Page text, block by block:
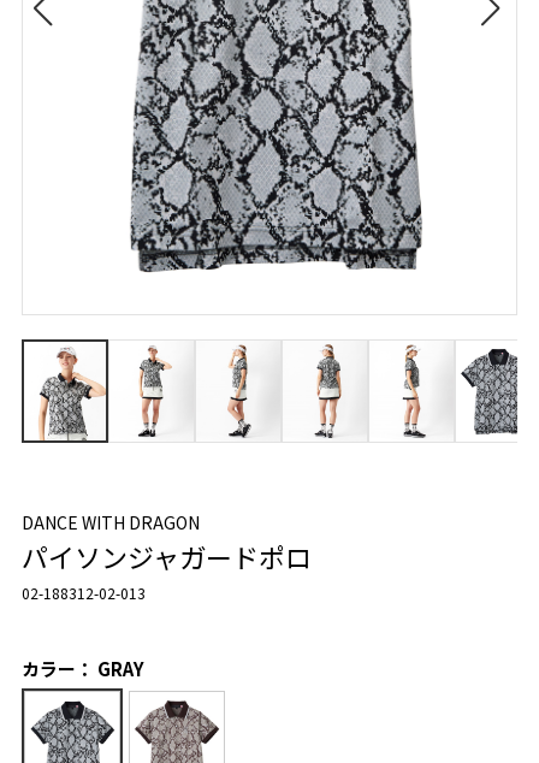
DANCE WITH DRAGON
パイソンジャガードポロ
02-188312-02-013
カラー： GRAY